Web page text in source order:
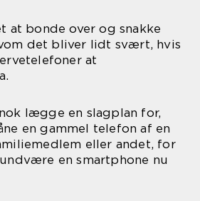
at bonde over og snakke
det bliver lidt svært, hvis
at
lægge en slagplan for,
en gammel telefon af en
eller andet, for
en smartphone nu